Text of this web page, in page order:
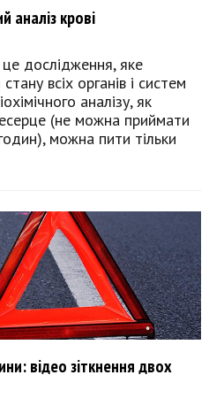
аналіз крові
це дослідження, яке
всіх органів і систем
аналізу, як
(не можна приймати
можна пити тільки
відео зіткнення двох